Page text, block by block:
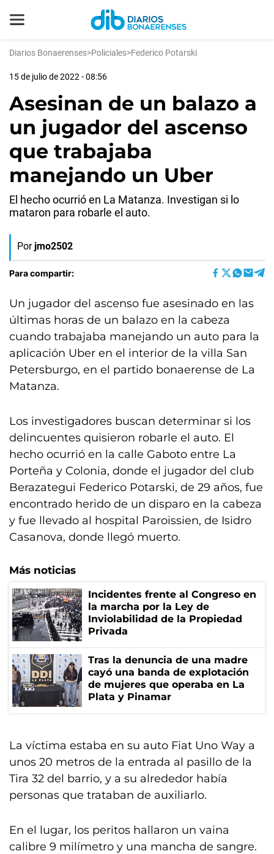
Diarios Bonaerenses>Policiales>Federico Potarski
15 de julio de 2022 - 08:56
Asesinan de un balazo a
un jugador del ascenso
que trabajaba
manejando un Uber
El hecho ocurrió en La Matanza. Investigan si lo
mataron para robarle el auto.
Por jmo2502
Para compartir:
Un jugador del ascenso fue asesinado en las
últimas horas de un balazo en la cabeza
cuando trabajaba manejando un auto para la
aplicación Uber en el interior de la villa San
Petersburgo, en el partido bonaerense de La
Matanza.
Los investigadores buscan determinar si los
delincuentes quisieron robarle el auto. El
hecho ocurrió en la calle Gaboto entre La
Porteña y Colonia, donde el jugador del club
Berazategui Federico Potarski, de 29 años, fue
encontrado herido de un disparo en la cabeza
y fue llevado al hospital Paroissien, de Isidro
Casanova, donde llegó muerto.
Más noticias
Incidentes frente al Congreso en
la marcha por la Ley de
Inviolabilidad de la Propiedad
Privada
Tras la denuncia de una madre
cayó una banda de explotación
de mujeres que operaba en La
Plata y Pinamar
La víctima estaba en su auto Fiat Uno Way a
unos 20 metros de la entrada al pasillo de la
Tira 32 del barrio, y a su alrededor había
personas que trataban de auxiliarlo.
En el lugar, los peritos hallaron un vaina
calibre 9 milímetro y una mancha de sangre.